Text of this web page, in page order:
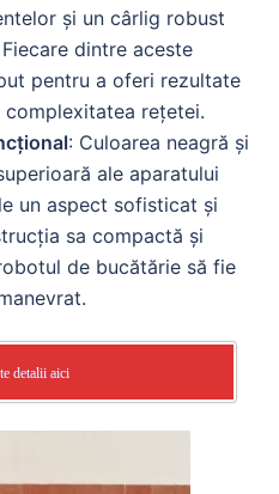
și un cârlig robust
dintre aceste
pentru a oferi rezultate
rețetei.
: Culoarea neagră și
ale aparatului
un aspect sofisticat și
sa compactă și
de bucătărie să fie
detalii aici